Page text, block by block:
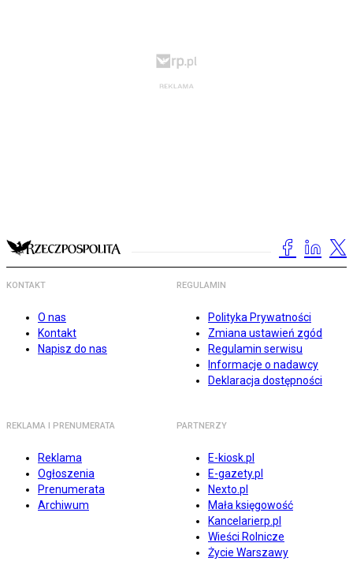
KONTAKT
O nas
Kontakt
Napisz do nas
REGULAMIN
Polityka Prywatności
Zmiana ustawień zgód
Regulamin serwisu
Informacje o nadawcy
Deklaracja dostępności
REKLAMA I PRENUMERATA
Reklama
Ogłoszenia
Prenumerata
Archiwum
PARTNERZY
E-kiosk.pl
E-gazety.pl
Nexto.pl
Mała księgowość
Kancelarierp.pl
Wieści Rolnicze
Życie Warszawy